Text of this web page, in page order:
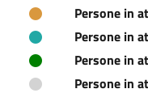
Persone in
Persone in
Persone in
Persone in